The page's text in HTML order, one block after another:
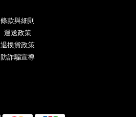
條款與細則
運送政策
退換貨政策
防詐騙宣導